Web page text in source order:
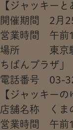
【ジャッキー
開催期間 2月
営業時間 午前
場所 東京駅八
ちばんプラザ」
電話番号 03-
【ジャッキーの
店舗名称 くま
営業時間 午前